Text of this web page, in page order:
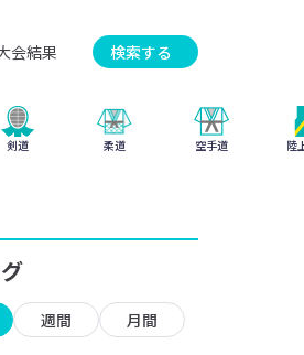
会結果 検索する
剣道 柔道 空手道 陸
週間 月間